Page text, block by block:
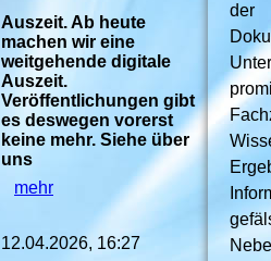
der
Auszeit. Ab heute
machen wir eine
weitgehende digitale
Auszeit.
Veröffentlichungen gibt
es deswegen vorerst
keine mehr. Siehe über
uns
mehr
12.04.2026, 16:27